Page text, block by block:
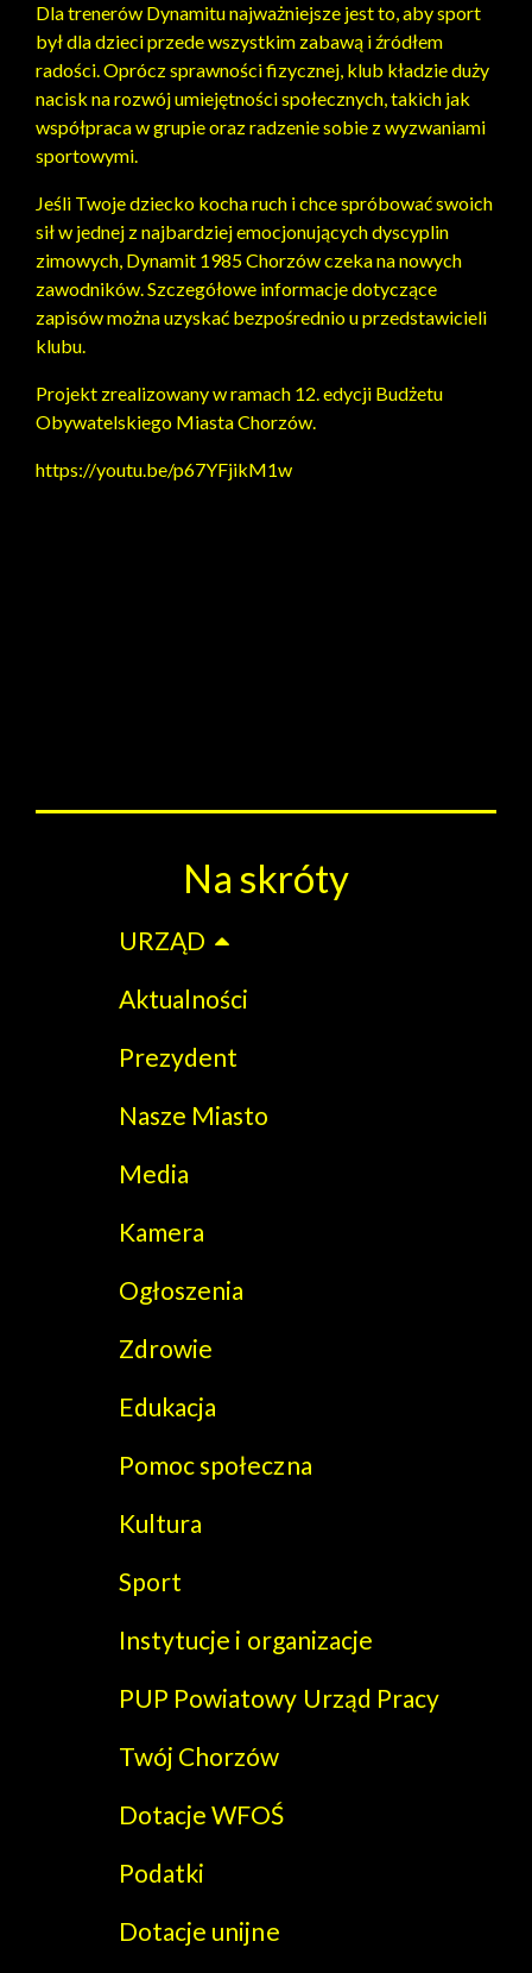
Dla trenerów Dynamitu najważniejsze jest to, aby sport
był dla dzieci przede wszystkim zabawą i źródłem
radości. Oprócz sprawności fizycznej, klub kładzie duży
nacisk na rozwój umiejętności społecznych, takich jak
współpraca w grupie oraz radzenie sobie z wyzwaniami
sportowymi.
Jeśli Twoje dziecko kocha ruch i chce spróbować swoich
sił w jednej z najbardziej emocjonujących dyscyplin
zimowych, Dynamit 1985 Chorzów czeka na nowych
zawodników. Szczegółowe informacje dotyczące
zapisów można uzyskać bezpośrednio u przedstawicieli
klubu.
Projekt zrealizowany w ramach 12. edycji Budżetu
Obywatelskiego Miasta Chorzów.
https://youtu.be/p67YFjikM1w
Na skróty
URZĄD
Aktualności
Prezydent
Nasze Miasto
Media
Kamera
Ogłoszenia
Zdrowie
Edukacja
Pomoc społeczna
Kultura
Sport
Instytucje i organizacje
PUP Powiatowy Urząd Pracy
Twój Chorzów
Dotacje WFOŚ
Podatki
Dotacje unijne